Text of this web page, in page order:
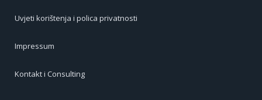
Uvjeti korištenja i polica privatnosti
Impressum
Kontakt i Consulting